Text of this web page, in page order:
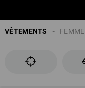
VÊTEMENTS